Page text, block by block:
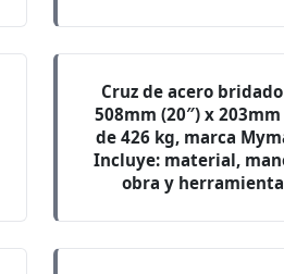
Cruz de acero
508mm (20″) x 203mm
de 426 kg, marca
Incluye: material,
obra y